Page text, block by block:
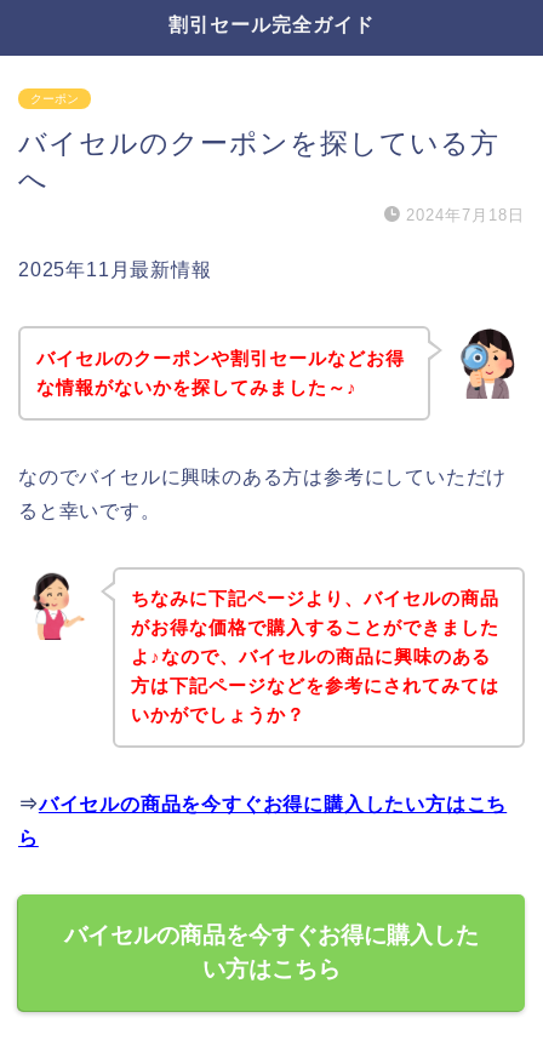
割引セール完全ガイド
クーポン
バイセルのクーポンを探している方
へ
2024年7月18日
2025年11月最新情報
バイセルのクーポンや割引セールなどお得
な情報がないかを探してみました～♪
なのでバイセルに興味のある方は参考にしていただけ
ると幸いです。
ちなみに下記ページより、バイセルの商品
がお得な価格で購入することができました
よ♪なので、バイセルの商品に興味のある
方は下記ページなどを参考にされてみては
いかがでしょうか？
⇒バイセルの商品を今すぐお得に購入したい方はこち
ら
バイセルの商品を今すぐお得に購入した
い方はこちら